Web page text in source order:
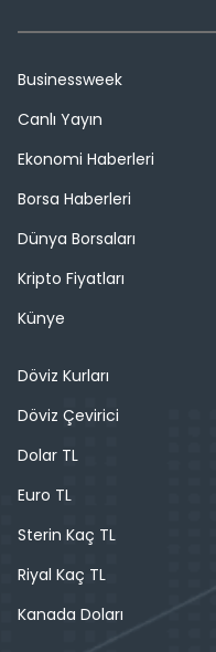
Businessweek
Canlı Yayın
Ekonomi Haberleri
Borsa Haberleri
Dünya Borsaları
Kripto Fiyatları
Künye
Döviz Kurları
Döviz Çevirici
Dolar TL
Euro TL
Sterin Kaç TL
Riyal Kaç TL
Kanada Doları